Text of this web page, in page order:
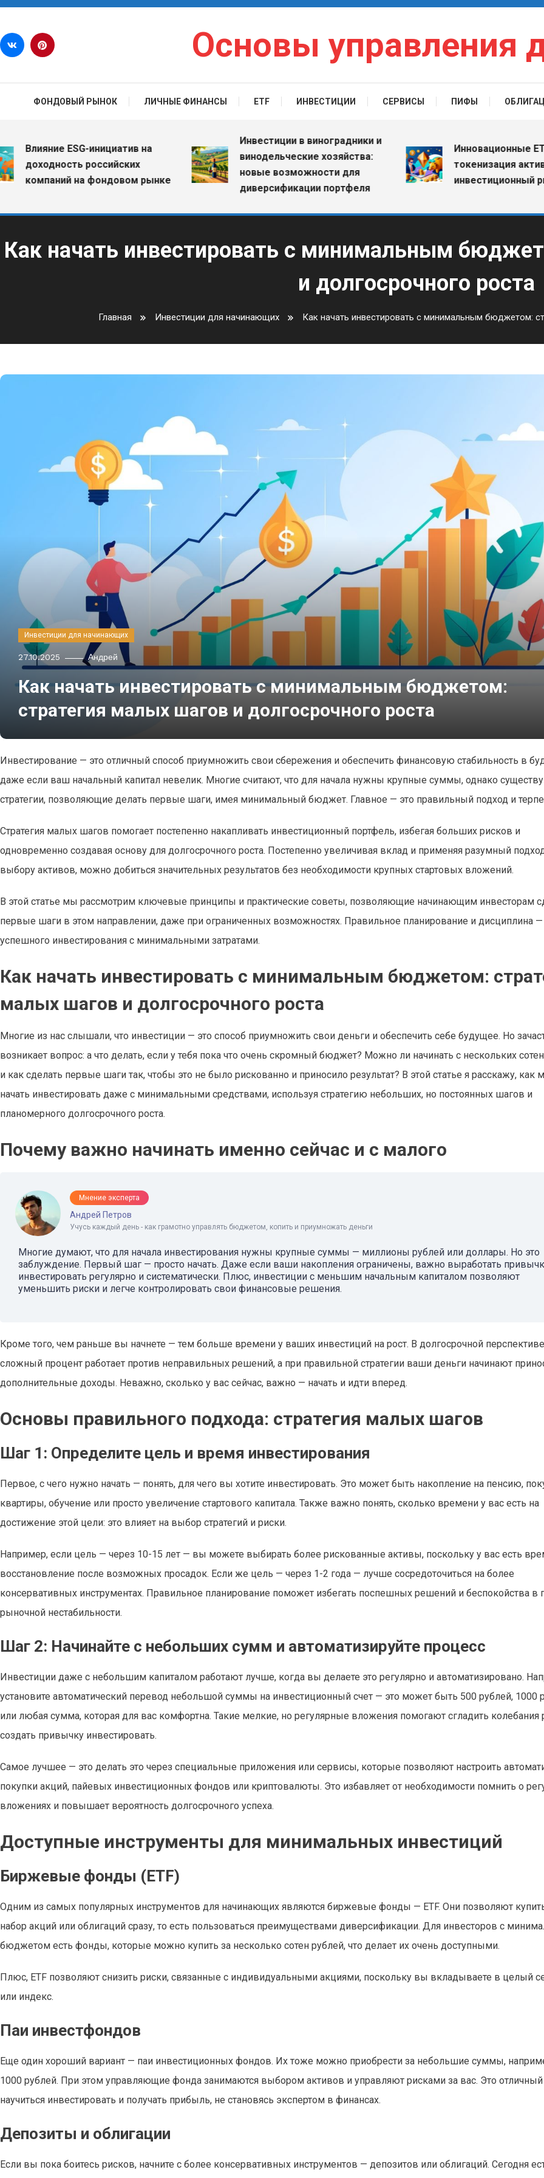
Перейти к содержимому
Основы управления
ФОНДОВЫЙ РЫНОК ЛИЧНЫЕ ФИНАНСЫ ETF ИНВЕСТИЦИИ СЕРВИСЫ ПИФЫ
Влияние ESG-инициатив на
доходность российских
компаний на фондовом рынке
Инвестиции в виноградники и
винодельческие хозяйства:
новые возможности для
диверсификации портфеля
Инновационные ETF:
токенизация активов
инвестиционный рынок
Как начать инвестировать с минимальным
и долгосрочного роста
Главная Инвестиции для начинающих Как начать инвестировать с минимальным бюджетом:
Инвестиции для начинающих
27.10.2025 Андрей
Как начать инвестировать с минимальным бюджетом:
стратегия малых шагов и долгосрочного роста
Инвестирование — это отличный способ приумножить свои сбережения и обеспечить финансовую стабильность в
даже если ваш начальный капитал невелик. Многие считают, что для начала нужны крупные суммы, однако
стратегии, позволяющие делать первые шаги, имея минимальный бюджет. Главное — это правильный подход и
Стратегия малых шагов помогает постепенно накапливать инвестиционный портфель, избегая больших рисков и
одновременно создавая основу для долгосрочного роста. Постепенно увеличивая вклад и применяя разумный
выбору активов, можно добиться значительных результатов без необходимости крупных стартовых вложений.
В этой статье мы рассмотрим ключевые принципы и практические советы, позволяющие начинающим инвесторам
первые шаги в этом направлении, даже при ограниченных возможностях. Правильное планирование и дисциплина —
успешного инвестирования с минимальными затратами.
Как начать инвестировать с минимальным бюджетом:
малых шагов и долгосрочного роста
Многие из нас слышали, что инвестиции — это способ приумножить свои деньги и обеспечить себе будущее. Но
возникает вопрос: а что делать, если у тебя пока что очень скромный бюджет? Можно ли начинать с нескольких
и как сделать первые шаги так, чтобы это не было рискованно и приносило результат? В этой статье я расскажу, как
начать инвестировать даже с минимальными средствами, используя стратегию небольших, но постоянных шагов и
планомерного долгосрочного роста.
Почему важно начинать именно сейчас и с малого
Мнение эксперта
Андрей Петров
Учусь каждый день - как грамотно управлять бюджетом, копить и приумножать деньги
Многие думают, что для начала инвестирования нужны крупные суммы — миллионы рублей или доллары. Но это
заблуждение. Первый шаг — просто начать. Даже если ваши накопления ограничены, важно выработать
инвестировать регулярно и систематически. Плюс, инвестиции с меньшим начальным капиталом позволяют
уменьшить риски и легче контролировать свои финансовые решения.
Кроме того, чем раньше вы начнете — тем больше времени у ваших инвестиций на рост. В долгосрочной перспективе
сложный процент работает против неправильных решений, а при правильной стратегии ваши деньги начинают
дополнительные доходы. Неважно, сколько у вас сейчас, важно — начать и идти вперед.
Основы правильного подхода: стратегия малых шагов
Шаг 1: Определите цель и время инвестирования
Первое, с чего нужно начать — понять, для чего вы хотите инвестировать. Это может быть накопление на пенсию,
квартиры, обучение или просто увеличение стартового капитала. Также важно понять, сколько времени у вас есть на
достижение этой цели: это влияет на выбор стратегий и риски.
Например, если цель — через 10-15 лет — вы можете выбирать более рискованные активы, поскольку у вас есть
восстановление после возможных просадок. Если же цель — через 1-2 года — лучше сосредоточиться на более
консервативных инструментах. Правильное планирование поможет избегать поспешных решений и беспокойства в
рыночной нестабильности.
Шаг 2: Начинайте с небольших сумм и автоматизируйте процесс
Инвестиции даже с небольшим капиталом работают лучше, когда вы делаете это регулярно и автоматизировано.
установите автоматический перевод небольшой суммы на инвестиционный счет — это может быть 500 рублей, 1000
или любая сумма, которая для вас комфортна. Такие мелкие, но регулярные вложения помогают сгладить колебания
создать привычку инвестировать.
Самое лучшее — это делать это через специальные приложения или сервисы, которые позволяют настроить
покупки акций, пайевых инвестиционных фондов или криптовалюты. Это избавляет от необходимости помнить о
вложениях и повышает вероятность долгосрочного успеха.
Доступные инструменты для минимальных инвестиций
Биржевые фонды (ETF)
Одним из самых популярных инструментов для начинающих являются биржевые фонды — ETF. Они позволяют
набор акций или облигаций сразу, то есть пользоваться преимуществами диверсификации. Для инвесторов с
бюджетом есть фонды, которые можно купить за несколько сотен рублей, что делает их очень доступными.
Плюс, ETF позволяют снизить риски, связанные с индивидуальными акциями, поскольку вы вкладываете в целый
или индекс.
Паи инвестфондов
Еще один хороший вариант — паи инвестиционных фондов. Их тоже можно приобрести за небольшие суммы,
1000 рублей. При этом управляющие фонда занимаются выбором активов и управляют рисками за вас. Это отличный
научиться инвестировать и получать прибыль, не становясь экспертом в финансах.
Депозиты и облигации
Если вы пока боитесь рисков, начните с более консервативных инструментов — депозитов или облигаций. Сегодня